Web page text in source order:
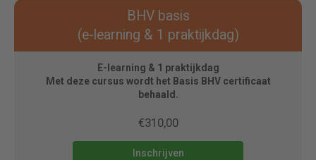
BHV basis
(e-learning & 1 praktijkdag)
E-learning & 1 praktijkdag
Met deze cursus wordt het Basis BHV certificaat
behaald.
€310,00
Inschrijven